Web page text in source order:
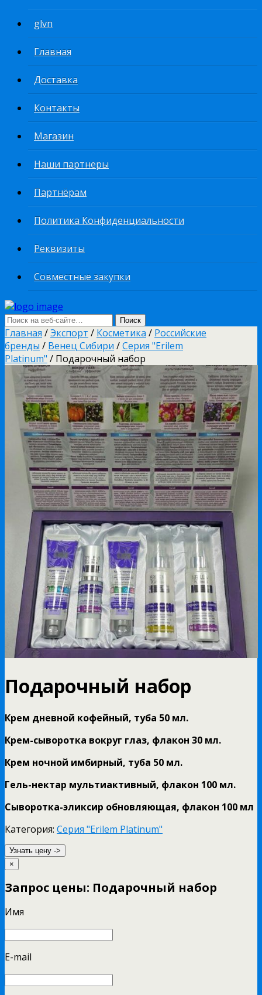
glvn
Главная
Доставка
Контакты
Магазин
Наши партнеры
Партнёрам
Политика Конфиденциальности
Реквизиты
Совместные закупки
Главная /Экспорт / Косметика / Российские
бренды / Венец Сибири /Серия "Erilem
Platinum" / Подарочный набор
Подарочный набор
Крем дневной кофейный, туба 50 мл.
Крем-сыворотка вокруг глаз, флакон 30 мл.
Крем ночной имбирный, туба 50 мл.
Гель-нектар мультиактивный, флакон 100 мл.
Сыворотка-эликсир обновляющая, флакон 100 мл
Категория: Серия "Erilem Platinum"
Узнать цену ->
×
Запрос цены: Подарочный набор
Имя
E-mail